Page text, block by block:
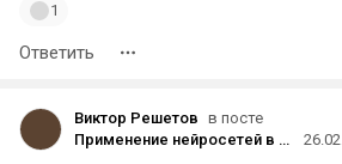
1
Ответить
Виктор Решетов в посте
Применение нейросетей в контекстной рекламе регионального автодилера